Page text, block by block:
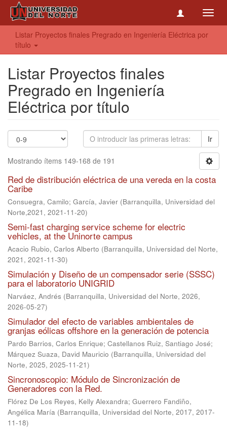
Listar Proyectos finales Pregrado en Ingeniería Eléctrica por
título
Listar Proyectos finales
Pregrado en Ingeniería
Eléctrica por título
Ir
Mostrando ítems 149-168 de 191
Red de distribución eléctrica de una vereda en la costa
Caribe
Consuegra, Camilo; García, Javier (Barranquilla, Universidad del
Norte,2021 , 2021-11-20)
Semi-fast charging service scheme for electric
vehicles, at the Uninorte campus
Acacio Rubio, Carlos Alberto (Barranquilla, Universidad del Norte,
2021 , 2021-11-30)
Simulación y Diseño de un compensador serie (SSSC)
para el laboratorio UNIGRID
Narváez, Andrés (Barranquilla, Universidad del Norte, 2026,
2026-05-27)
Simulador del efecto de variables ambientales de
granjas eólicas offshore en la generación de potencia
Pardo Barrios, Carlos Enrique; Castellanos Ruiz, Santiago José;
Márquez Suaza, David Mauricio (Barranquilla, Universidad del
Norte, 2025, 2025-11-21)
Sincronoscopio: Módulo de Sincronización de
Generadores con la Red.
Flórez De Los Reyes, Kelly Alexandra; Guerrero Fandiño,
Angélica María (Barranquilla, Universidad del Norte, 2017, 2017-
11-18)